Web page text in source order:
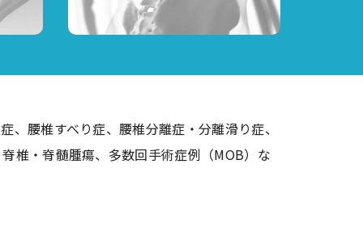
腰椎すべり症、腰椎分離症・分離滑り症、
椎・脊髄腫瘍、多数回手術症例（MOB）な